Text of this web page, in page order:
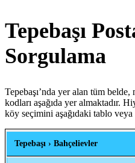
Tepebaşı
Sorgulama
Tepebaşı’nda yer alan tüm
kodları aşağıda yer almaktadır.
köy seçimini aşağıdaki tablo
Tepebaşı › Bahçelievler